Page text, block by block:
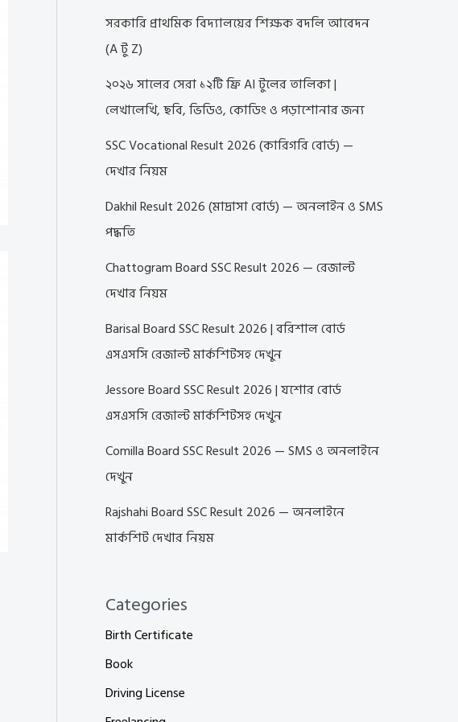
সরকারি প্রাথমিক বিদ্যালয়ের শিক্ষক বদলি আবেদন
(A টু Z)
২০২৬ সালের সেরা ১২টি ফ্রি AI টুলের তালিকা |
লেখালেখি, ছবি, ভিডিও, কোডিং ও পড়াশোনার জন্য
SSC Vocational Result 2026 (কারিগরি বোর্ড) —
দেখার নিয়ম
Dakhil Result 2026 (মাদ্রাসা বোর্ড) — অনলাইন ও SMS
পদ্ধতি
Chattogram Board SSC Result 2026 — রেজাল্ট
দেখার নিয়ম
Barisal Board SSC Result 2026 | বরিশাল বোর্ড
এসএসসি রেজাল্ট মার্কশিটসহ দেখুন
Jessore Board SSC Result 2026 | যশোর বোর্ড
এসএসসি রেজাল্ট মার্কশিটসহ দেখুন
Comilla Board SSC Result 2026 — SMS ও অনলাইনে
দেখুন
Rajshahi Board SSC Result 2026 — অনলাইনে
মার্কশিট দেখার নিয়ম
Categories
Birth Certificate
Book
Driving License